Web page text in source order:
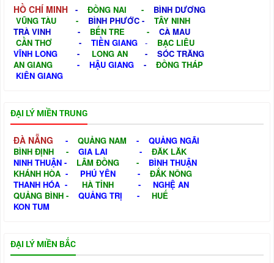
HỒ CHÍ MINH - ĐỒNG NAI - BÌNH DƯƠNG
VŨNG TÀU - BÌNH PHƯỚC - TÂY NINH
TRÀ VINH - BẾN TRE - CÀ MAU
CẦN THƠ - TIỀN GIANG - BẠC LIÊU
VĨNH LONG
- LONG AN - SÓC TRĂNG
AN GIANG
- HẬU GIANG -
ĐỒNG THÁP
KIÊN GIANG
ĐẠI LÝ MIỀN TRUNG
ĐÀ NẴNG - QUẢNG NAM - QUẢNG NGÃI
BÌNH ĐỊNH
- GIA LAI - ĐĂK LĂK
NINH THUẬN - LÂM ĐỒNG - BÌNH THUẬN
KHÁNH HÒA - PHÚ YÊN -
ĐẮK NÔNG
THANH HÓA - HÀ TỈNH -
NGHỆ AN
QUẢNG BÌNH - QUẢNG TRỊ -
HUẾ
KON TUM
ĐẠI LÝ MIỀN BẮC